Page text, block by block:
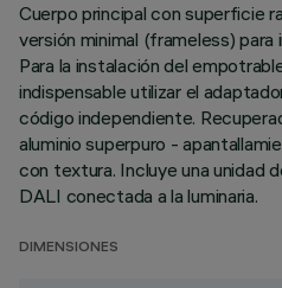
Cuerpo principal con superficie
versión minimal (frameless)
Para la instalación del
indispensable utilizar el
código independiente.
aluminio superpuro -
con textura. Incluye una unidad
DALI conectada a la luminaria.
DIMENSIONES